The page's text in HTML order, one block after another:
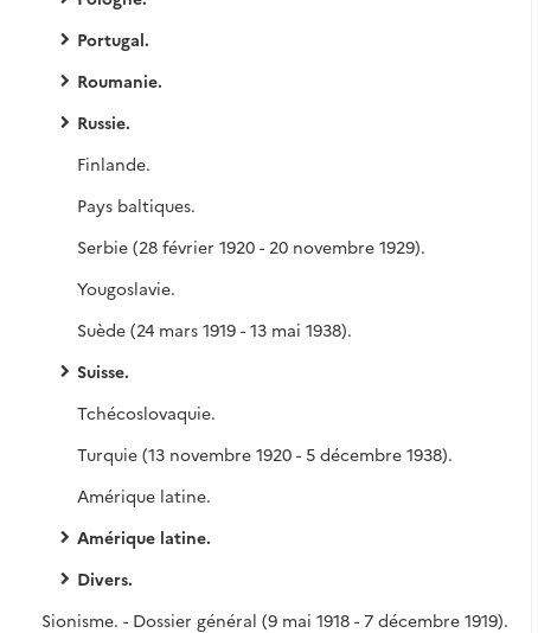
Portugal.
Roumanie.
Russie.
Finlande.
Pays baltiques.
Serbie (28 février 1920 - 20 novembre 1929).
Yougoslavie.
Suède (24 mars 1919 - 13 mai 1938).
Suisse.
Tchécoslovaquie.
Turquie (13 novembre 1920 - 5 décembre 1938).
Amérique latine.
Amérique latine.
Divers.
Sionisme. - Dossier général (9 mai 1918 - 7 décembre 1919).